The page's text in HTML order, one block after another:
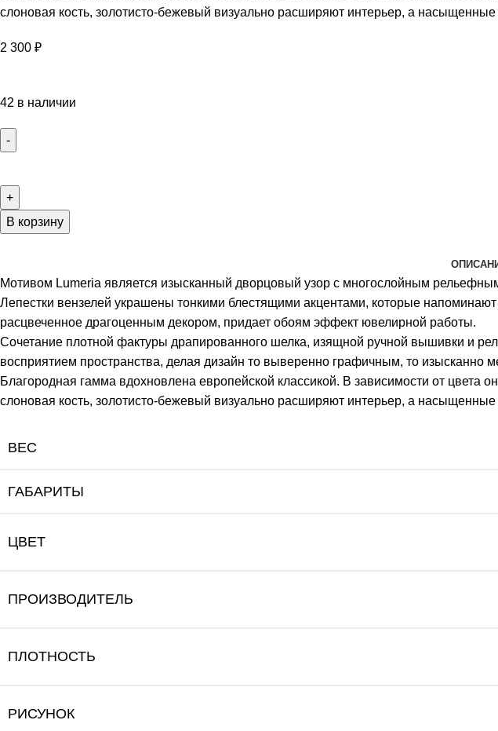
слоновая кость, золотисто-бежевый визуально расширяют интерьер, а
2 300 ₽
42 в наличии
В корзину
Мотивом Lumeria является изысканный дворцовый узор с многослойным
Лепестки вензелей украшены тонкими блестящими акцентами, которые
расцвеченное драгоценным декором, придает обоям эффект ювелирной работы.
Сочетание плотной фактуры драпированного шелка, изящной ручной вышивки и
восприятием пространства, делая дизайн то выверенно графичным, то изысканно
Благородная гамма вдохновлена европейской классикой. В зависимости от
слоновая кость, золотисто-бежевый визуально расширяют интерьер, а
ВЕС
ГАБАРИТЫ
ЦВЕТ
ПРОИЗВОДИТЕЛЬ
ПЛОТНОСТЬ
РИСУНОК